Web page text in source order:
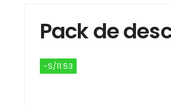
Pack de
-S/11.53